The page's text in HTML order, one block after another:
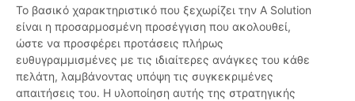
Το βασικό χαρακτηριστικό που ξεχωρίζει την Α Solution
είναι η προσαρμοσμένη προσέγγιση που ακολουθεί,
ώστε να προσφέρει προτάσεις πλήρως
ευθυγραμμισμένες με τις ιδιαίτερες ανάγκες του κάθε
πελάτη, λαμβάνοντας υπόψη τις συγκεκριμένες
απαιτήσεις του. Η υλοποίηση αυτής της στρατηγικής